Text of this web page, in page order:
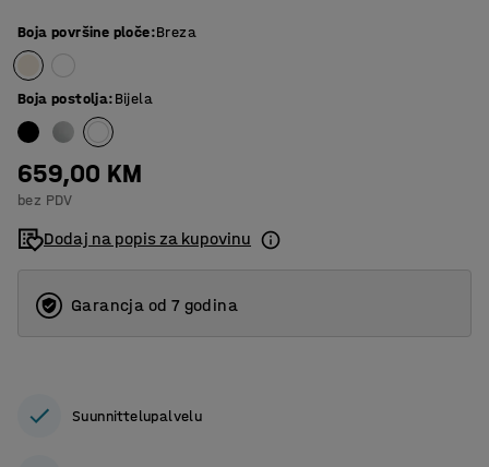
Boja površine ploče:Breza
Boja postolja:Bijela
659,00 KM
bez PDV
Dodaj na popis za kupovinu
Garancja od 7 godina
Suunnittelupalvelu